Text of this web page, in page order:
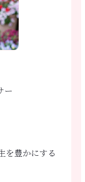
ー
を豊かにする